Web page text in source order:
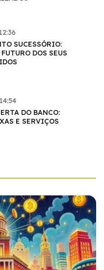
SUCESSÓRIO:
DOS SEUS
DO BANCO:
E SERVIÇOS